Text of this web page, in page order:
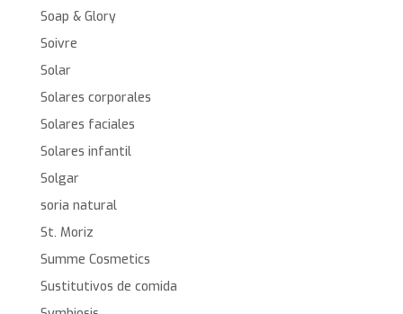
Soap & Glory
Soivre
Solar
Solares corporales
Solares faciales
Solares infantil
Solgar
soria natural
St. Moriz
Summe Cosmetics
Sustitutivos de comida